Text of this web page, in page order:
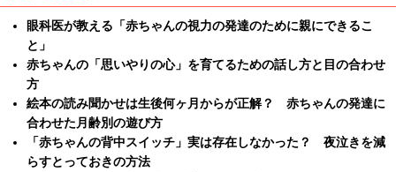
眼科医が教える「赤ちゃんの視力の発達のために親にできるこ
と」
赤ちゃんの「思いやりの心」を育てるための話し方と目の合わせ
方
絵本の読み聞かせは生後何ヶ月からが正解？ 赤ちゃんの発達に
合わせた月齢別の遊び方
「赤ちゃんの背中スイッチ」実は存在しなかった？ 夜泣きを減
らすとっておきの方法